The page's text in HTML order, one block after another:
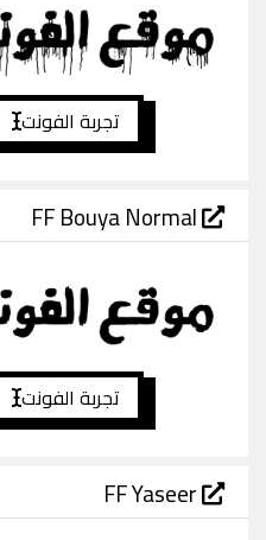
تجربة الفونت
FF Bouya Normal
تجربة الفونت
FF Yaseer